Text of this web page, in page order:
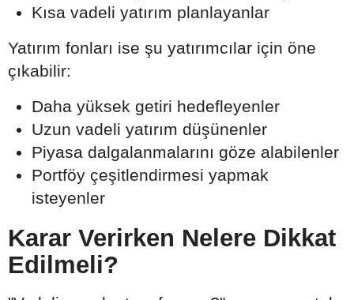
Kısa vadeli yatırım planlayanlar
Yatırım fonları ise şu yatırımcılar için öne
çıkabilir:
Daha yüksek getiri hedefleyenler
Uzun vadeli yatırım düşünenler
Piyasa dalgalanmalarını göze alabilenler
Portföy çeşitlendirmesi yapmak
isteyenler
Karar Verirken Nelere Dikkat
Edilmeli?